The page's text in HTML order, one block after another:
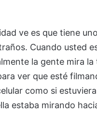
ve es que tiene
Cuando usted
la gente mira la
ver que esté
como si estuviera
estaba mirando